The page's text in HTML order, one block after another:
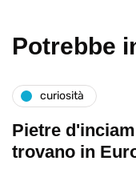
Potrebbe
curiosità
Pietre
trovano in